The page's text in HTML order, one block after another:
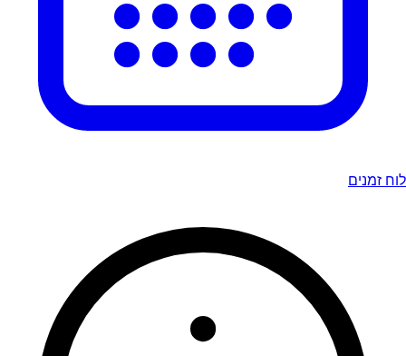
לוח זמנים